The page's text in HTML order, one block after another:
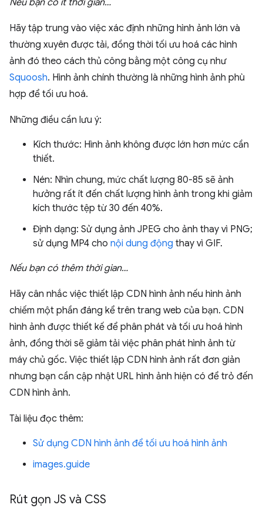
Nếu bạn có ít thời gian…
Hãy tập trung vào việc xác định những hình ảnh lớn và
thường xuyên được tải, đồng thời tối ưu hoá các hình
ảnh đó theo cách thủ công bằng một công cụ như
Squoosh. Hình ảnh chính thường là những hình ảnh phù
hợp để tối ưu hoá.
Những điều cần lưu ý:
Kích thước: Hình ảnh không được lớn hơn mức cần
thiết.
Nén: Nhìn chung, mức chất lượng 80-85 sẽ ảnh
hưởng rất ít đến chất lượng hình ảnh trong khi giảm
kích thước tệp từ 30 đến 40%.
Định dạng: Sử dụng ảnh JPEG cho ảnh thay vì PNG;
sử dụng MP4 cho nội dung động thay vì GIF.
Nếu bạn có thêm thời gian…
Hãy cân nhắc việc thiết lập CDN hình ảnh nếu hình ảnh
chiếm một phần đáng kể trên trang web của bạn. CDN
hình ảnh được thiết kế để phân phát và tối ưu hoá hình
ảnh, đồng thời sẽ giảm tải việc phân phát hình ảnh từ
máy chủ gốc. Việc thiết lập CDN hình ảnh rất đơn giản
nhưng bạn cần cập nhật URL hình ảnh hiện có để trỏ đến
CDN hình ảnh.
Tài liệu đọc thêm:
Sử dụng CDN hình ảnh để tối ưu hoá hình ảnh
images.guide
Rút gọn JS và CSS